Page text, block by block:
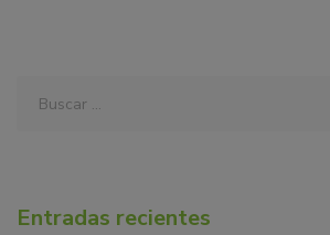
Entradas recientes